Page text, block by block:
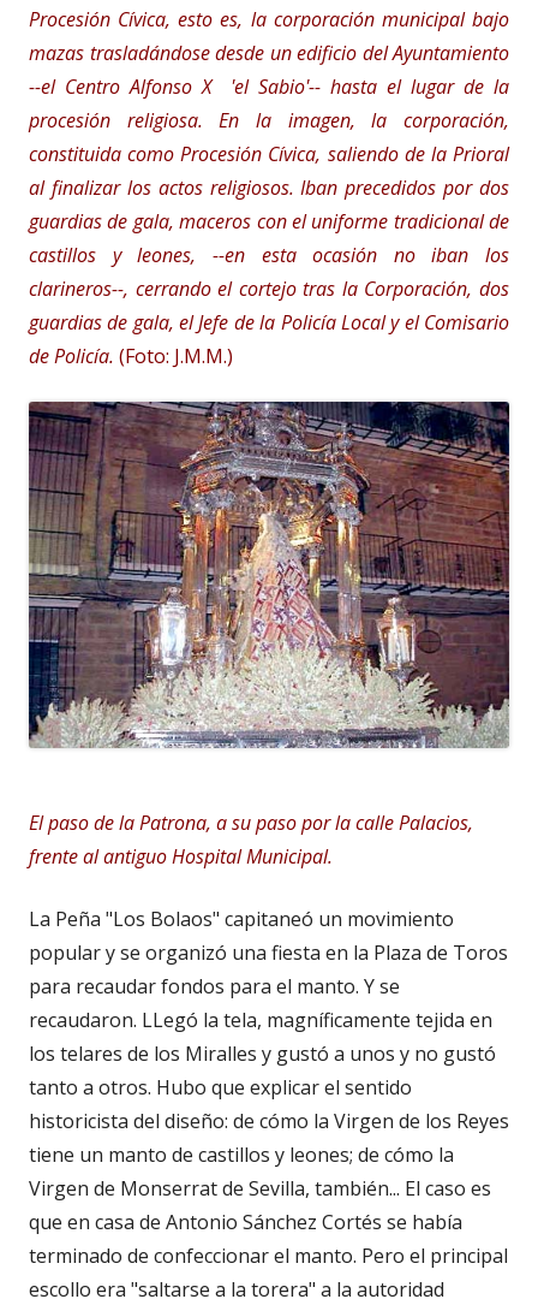
Procesión Cívica, esto es, la corporación municipal bajo
mazas trasladándose desde un edificio del Ayuntamiento
--el Centro Alfonso X 'el Sabio'-- hasta el lugar de la
procesión religiosa. En la imagen, la corporación,
constituida como Procesión Cívica, saliendo de la Prioral
al finalizar los actos religiosos. Iban precedidos por dos
guardias de gala, maceros con el uniforme tradicional de
castillos y leones, --en esta ocasión no iban los
clarineros--, cerrando el cortejo tras la Corporación, dos
guardias de gala, el Jefe de la Policía Local y el Comisario
de Policía. (Foto: J.M.M.)
El paso de la Patrona, a su paso por la calle Palacios,
frente al antiguo Hospital Municipal.
La Peña "Los Bolaos" capitaneó un movimiento
popular y se organizó una fiesta en la Plaza de Toros
para recaudar fondos para el manto. Y se
recaudaron. LLegó la tela, magníficamente tejida en
los telares de los Miralles y gustó a unos y no gustó
tanto a otros. Hubo que explicar el sentido
historicista del diseño: de cómo la Virgen de los Reyes
tiene un manto de castillos y leones; de cómo la
Virgen de Monserrat de Sevilla, también... El caso es
que en casa de Antonio Sánchez Cortés se había
terminado de confeccionar el manto. Pero el principal
escollo era "saltarse a la torera" a la autoridad